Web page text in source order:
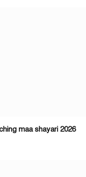
maa shayari 2026